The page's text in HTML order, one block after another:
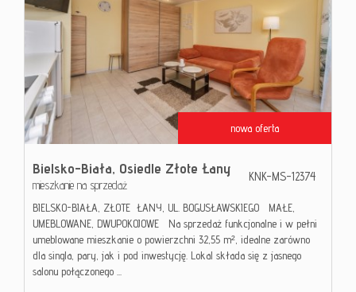
nowa oferta
Bielsko-Biała, Osiedle Złote Łany
mieszkanie na sprzedaż
KNK-MS-12374
BIELSKO-BIAŁA, ZŁOTE ŁANY, UL. BOGUSŁAWSKIEGO MAŁE,
UMEBLOWANE, DWUPOKOJOWE Na sprzedaż funkcjonalne i w pełni
umeblowane mieszkanie o powierzchni 32,55 m², idealne zarówno
dla singla, pary, jak i pod inwestycję. Lokal składa się z jasnego
salonu połączonego ...